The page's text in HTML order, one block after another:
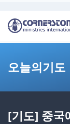
오늘의기도
[기도] 중국